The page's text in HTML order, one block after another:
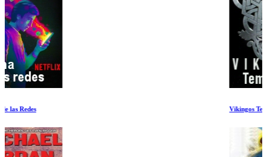
Vikingos Temporada 1 Ep 7-9